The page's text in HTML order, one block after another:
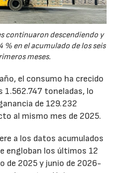
continuaron descendiendo y
% en el acumulado de los seis
meses.
el consumo ha crecido
1.562.747 toneladas, lo
de 129.232
al mismo mes de 2025.
a los datos acumulados
engloban los últimos 12
de 2025 y junio de 2026-